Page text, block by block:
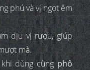
phú và vị ngọt êm
dịu vị rượu, giúp
mà.
dùng cùngphô